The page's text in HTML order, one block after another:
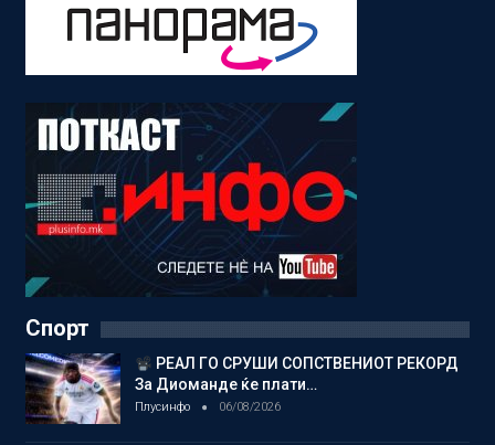
Спорт
РЕАЛ ГО СРУШИ СОПСТВЕНИОТ РЕКОРД
За Диоманде ќе плати…
Плусинфо 06/08/2026